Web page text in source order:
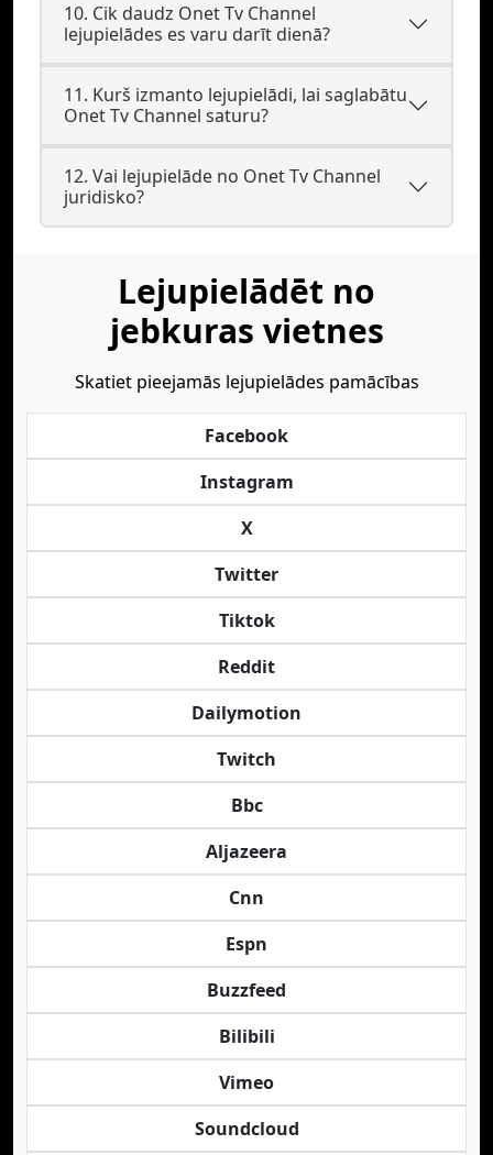
10. Cik daudz Onet Tv Channel
lejupielādes es varu darīt dienā?
11. Kurš izmanto lejupielādi, lai saglabātu
Onet Tv Channel saturu?
12. Vai lejupielāde no Onet Tv Channel
juridisko?
Lejupielādēt no
jebkuras vietnes
Skatiet pieejamās lejupielādes pamācības
Facebook
Instagram
X
Twitter
Tiktok
Reddit
Dailymotion
Twitch
Bbc
Aljazeera
Cnn
Espn
Buzzfeed
Bilibili
Vimeo
Soundcloud